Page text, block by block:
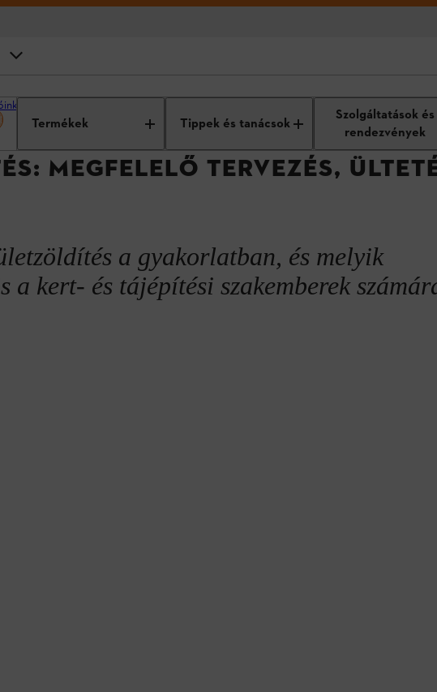
Termékek Tippek és tanácsok
Szolgáltatások és
rendezvények
számára
MEGFELELŐ TERVEZÉS,
a gyakorlatban, és melyik
a kert- és tájépítési szakemberek